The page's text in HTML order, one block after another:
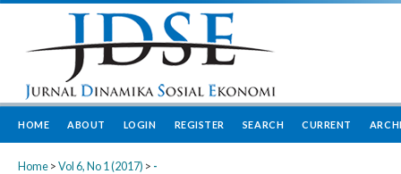
HOME ABOUT LOGIN REGISTER SEARCH CURRENT
Home > Vol 6, No 1 (2017) > -